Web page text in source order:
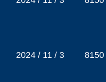
2024 / 11 / 3 8150